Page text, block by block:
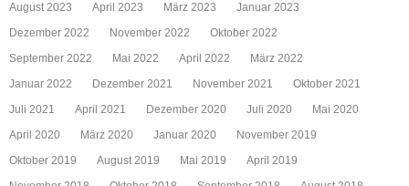
August 2023
April 2023 März 2023
Januar 2023
Dezember 2022
November 2022
Oktober 2022
September 2022
Mai 2022 April 2022
März 2022
Januar 2022
Dezember 2021 November 2021
Oktober 2021
Juli 2021
April 2021 Dezember 2020 Juli 2020
Mai 2020
April 2020
März 2020 Januar 2020
November 2019
Oktober 2019
August 2019 Mai 2019
April 2019